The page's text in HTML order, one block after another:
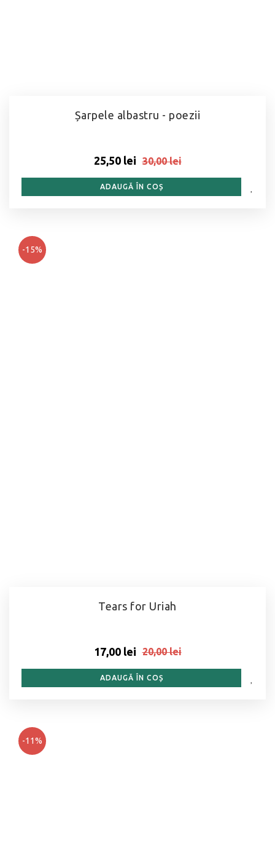
Șarpele albastru - poezii
25,50 lei 30,00 lei
ADAUGĂ ÎN COȘ
-15%
Tears for Uriah
17,00 lei 20,00 lei
ADAUGĂ ÎN COȘ
-11%